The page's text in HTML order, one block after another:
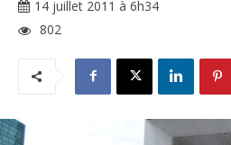
14 juillet 2011 à 6h34
802